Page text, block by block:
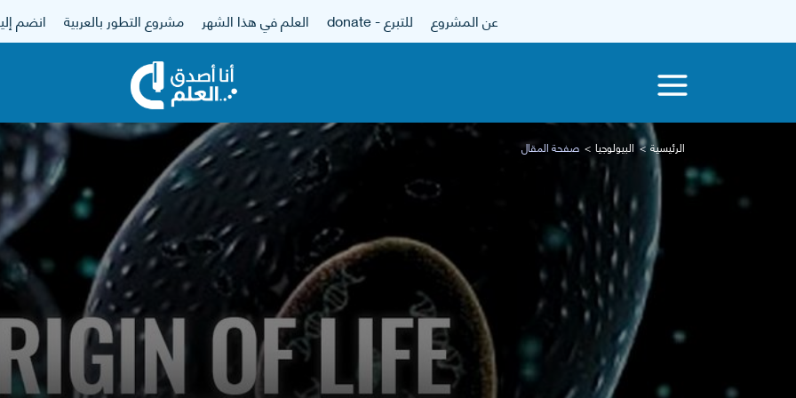
عن المشروع للتبرع - donate العلم في هذا الشهر مشروع التطور بالعربية انضم
الرئيسية البيولوجيا صفحة المقال